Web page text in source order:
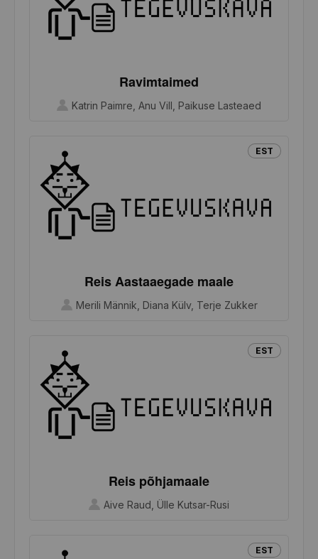
Ravimtaimed
Katrin Paimre, Anu Vill, Paikuse Lasteaed
EST
Reis Aastaaegade maale
Merili Männik, Diana Külv, Terje Zukker
EST
Reis põhjamaale
Aive Raud, Ülle Kutsar-Rusi
EST